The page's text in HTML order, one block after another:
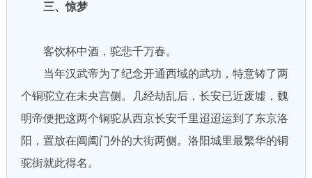
三、惊梦
客饮杯中酒，驼悲千万春。
当年汉武帝为了纪念开通西域的武功，特意铸了两
个铜驼立在未央宫侧。几经劫乱后，长安已近废墟，魏
明帝便把这两个铜驼从西京长安千里迢迢运到了东京洛
阳，置放在阊阖门外的大街两侧。洛阳城里最繁华的铜
驼街就此得名。